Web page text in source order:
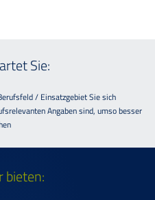
Sie:
/ Einsatzgebiet Sie sich
Angaben sind, umso besser
bieten: